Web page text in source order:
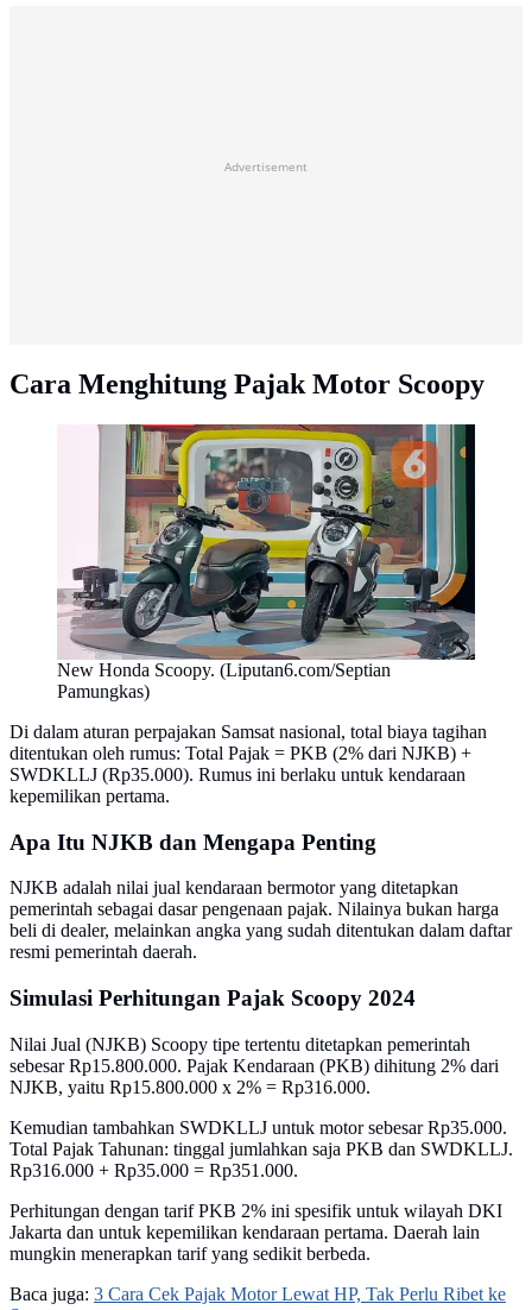
Advertisement
Cara Menghitung Pajak Motor Scoopy
New Honda Scoopy. (Liputan6.com/Septian
Pamungkas)
Di dalam aturan perpajakan Samsat nasional, total biaya tagihan
ditentukan oleh rumus: Total Pajak = PKB (2% dari NJKB) +
SWDKLLJ (Rp35.000). Rumus ini berlaku untuk kendaraan
kepemilikan pertama.
Apa Itu NJKB dan Mengapa Penting
NJKB adalah nilai jual kendaraan bermotor yang ditetapkan
pemerintah sebagai dasar pengenaan pajak. Nilainya bukan harga
beli di dealer, melainkan angka yang sudah ditentukan dalam daftar
resmi pemerintah daerah.
Simulasi Perhitungan Pajak Scoopy 2024
Nilai Jual (NJKB) Scoopy tipe tertentu ditetapkan pemerintah
sebesar Rp15.800.000. Pajak Kendaraan (PKB) dihitung 2% dari
NJKB, yaitu Rp15.800.000 x 2% = Rp316.000.
Kemudian tambahkan SWDKLLJ untuk motor sebesar Rp35.000.
Total Pajak Tahunan: tinggal jumlahkan saja PKB dan SWDKLLJ.
Rp316.000 + Rp35.000 = Rp351.000.
Perhitungan dengan tarif PKB 2% ini spesifik untuk wilayah DKI
Jakarta dan untuk kepemilikan kendaraan pertama. Daerah lain
mungkin menerapkan tarif yang sedikit berbeda.
Baca juga: 3 Cara Cek Pajak Motor Lewat HP, Tak Perlu Ribet ke